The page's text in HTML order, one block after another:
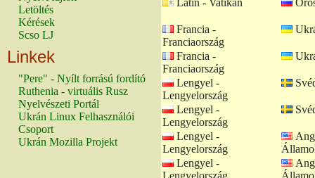
Letöltés
Kérések
Scso LJ
Linkek
"Pere" - Nyílt forrású fordító
Ruthenia - virtuális Rusz
Nyelvészeti Portál
Ukrán Linux Felhasználói
Csoport
Ukrán Mozilla Projekt
Latin - Vatikán
Francia -
Franciaország
Francia -
Franciaország
Lengyel -
Lengyelország
Lengyel -
Lengyelország
Lengyel -
Lengyelország
Lengyel -
Lengyelország